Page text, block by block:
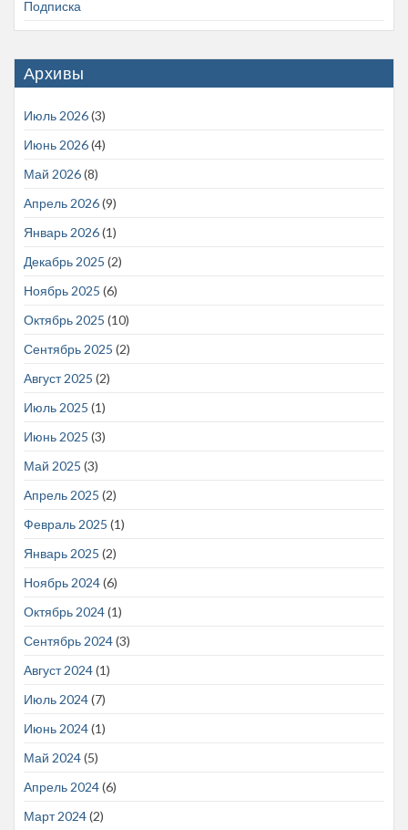
Подписка
Архивы
Июль 2026(3)
Июнь 2026(4)
Май 2026(8)
Апрель 2026(9)
Январь 2026(1)
Декабрь 2025 (2)
Ноябрь 2025 (6)
Октябрь 2025 (10)
Сентябрь 2025 (2)
Август 2025 (2)
Июль 2025 (1)
Июнь 2025 (3)
Май 2025 (3)
Апрель 2025 (2)
Февраль 2025 (1)
Январь 2025 (2)
Ноябрь 2024(6)
Октябрь 2024(1)
Сентябрь 2024(3)
Август 2024(1)
Июль 2024(7)
Июнь 2024(1)
Май 2024(5)
Апрель 2024(6)
Март 2024(2)